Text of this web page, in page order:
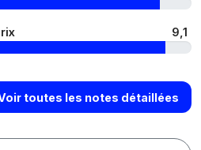
9,1
toutes les notes détaillées